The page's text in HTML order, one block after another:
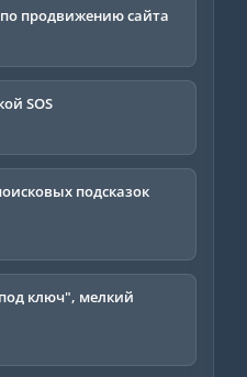
продвижению сайта
SOS
подсказок
ключ", мелкий